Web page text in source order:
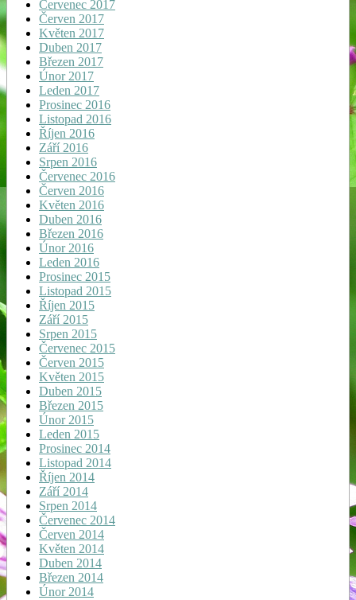
Červenec 2017
Červen 2017
Květen 2017
Duben 2017
Březen 2017
Únor 2017
Leden 2017
Prosinec 2016
Listopad 2016
Říjen 2016
Září 2016
Srpen 2016
Červenec 2016
Červen 2016
Květen 2016
Duben 2016
Březen 2016
Únor 2016
Leden 2016
Prosinec 2015
Listopad 2015
Říjen 2015
Září 2015
Srpen 2015
Červenec 2015
Červen 2015
Květen 2015
Duben 2015
Březen 2015
Únor 2015
Leden 2015
Prosinec 2014
Listopad 2014
Říjen 2014
Září 2014
Srpen 2014
Červenec 2014
Červen 2014
Květen 2014
Duben 2014
Březen 2014
Únor 2014